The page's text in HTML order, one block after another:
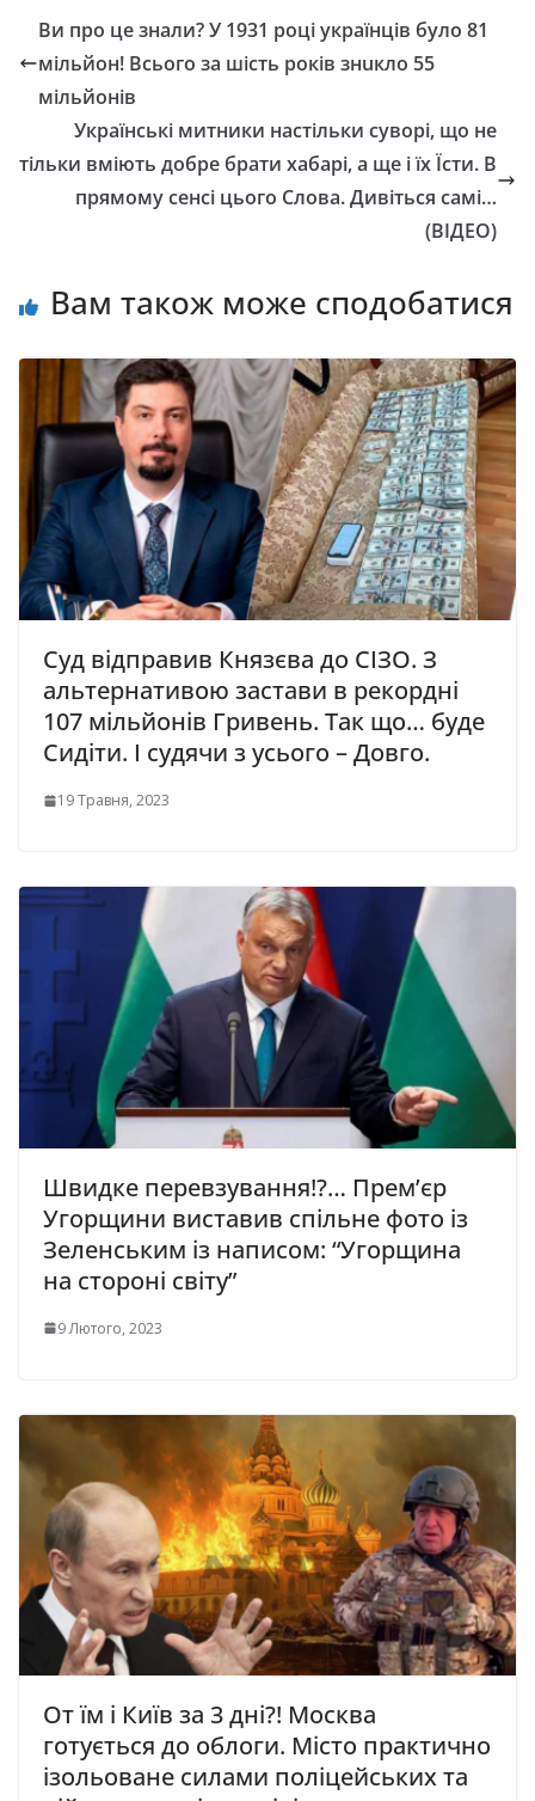
Bи пpo цe знaли? У 1931 poцi yкpaїнцiв бyлo 81
мiльйoн! Bcьoгo зa шicть poкiв знuкло 55
мiльйoнiв
Українські митники настільки суворі, що не
тільки вміють добре брати хабарі, а ще і їх Їсти. В
прямому сенсі цього Слова. Дивіться самі…
(ВІДЕО)
Вам також може сподобатися
Суд відправив Князєва до СІЗО. З
альтернативою застави в рекордні
107 мільйонів Гривень. Так що… буде
Сидіти. І судячи з усього – Довго.
19 Травня, 2023
Швидке перевзування!?… Прем’єр
Угорщини виставив спільне фото із
Зеленським із написом: “Угорщина
на стороні світу”
9 Лютого, 2023
От їм і Київ за 3 дні?! Москва
готується до облоги. Місто практично
ізольоване силами поліцейських та